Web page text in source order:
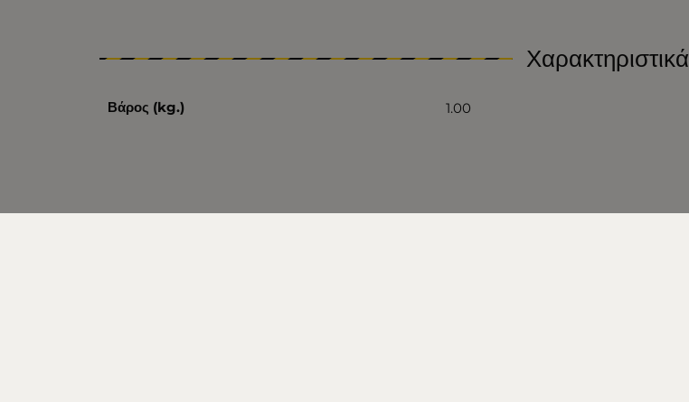
Χαρακτηριστικά
Βάρος (kg.) 1.00